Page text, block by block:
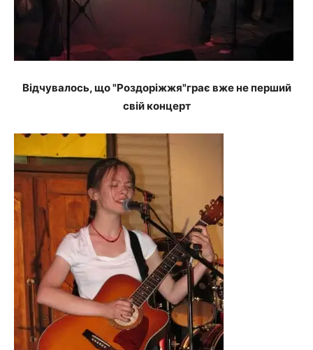
Відчувалось, що "Роздоріжжя"грає вже не перший
свій концерт